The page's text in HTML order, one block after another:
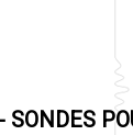
SONDES